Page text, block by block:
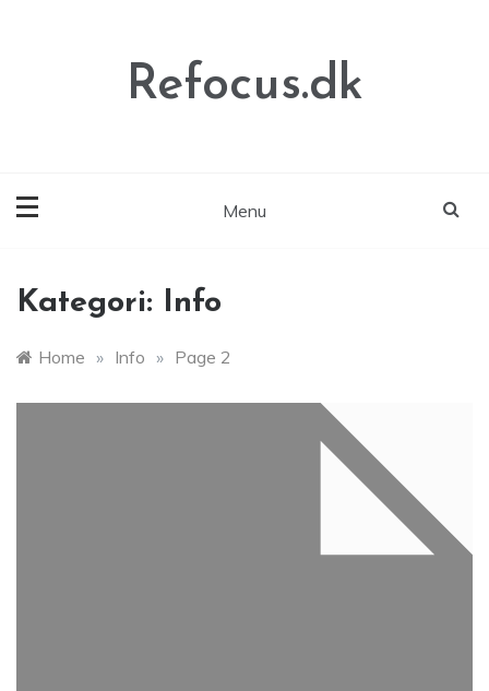
Refocus.dk
Menu
Kategori: Info
Home » Info » Page 2